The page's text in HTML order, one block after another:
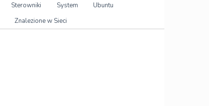
Sterowniki System
Ubuntu
Znalezione w Sieci